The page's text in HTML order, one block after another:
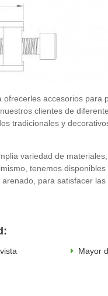
accesorios para
clientes de
tradicionales y
variedad de
tenemos
para satisfacer
Mayor